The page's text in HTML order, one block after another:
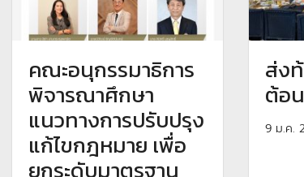
คณะอนุกรรมาธิการ
พิจารณาศึกษา
แนวทางการปรับปรุง
แก้ไขกฎหมาย เพื่อ
ยกระดับมาตรฐาน
ส่ง
ต้อ
9 ม.ค.